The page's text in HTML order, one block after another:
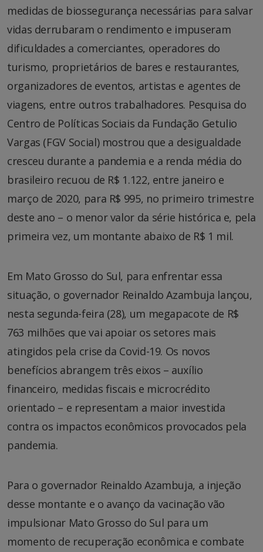
medidas de biossegurança necessárias para salvar
vidas derrubaram o rendimento e impuseram
dificuldades a comerciantes, operadores do
turismo, proprietários de bares e restaurantes,
organizadores de eventos, artistas e agentes de
viagens, entre outros trabalhadores. Pesquisa do
Centro de Políticas Sociais da Fundação Getulio
Vargas (FGV Social) mostrou que a desigualdade
cresceu durante a pandemia e a renda média do
brasileiro recuou de R$ 1.122, entre janeiro e
março de 2020, para R$ 995, no primeiro trimestre
deste ano – o menor valor da série histórica e, pela
primeira vez, um montante abaixo de R$ 1 mil.
Em Mato Grosso do Sul, para enfrentar essa
situação, o governador Reinaldo Azambuja lançou,
nesta segunda-feira (28), um megapacote de R$
763 milhões que vai apoiar os setores mais
atingidos pela crise da Covid-19. Os novos
benefícios abrangem três eixos – auxílio
financeiro, medidas fiscais e microcrédito
orientado – e representam a maior investida
contra os impactos econômicos provocados pela
pandemia.
Para o governador Reinaldo Azambuja, a injeção
desse montante e o avanço da vacinação vão
impulsionar Mato Grosso do Sul para um
momento de recuperação econômica e combate